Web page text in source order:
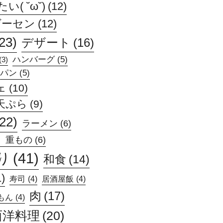
い( ˘ω˘) (12)
セン (12)
デザート (16)
(3) ハンバーグ (5)
パン (5)
(10)
ぷら (9)
ラーメン (6)
重もの (6)
(41) 和食 (14)
寿司 (4) 居酒屋飯 (4)
ん (4) 肉 (17)
料理 (20)